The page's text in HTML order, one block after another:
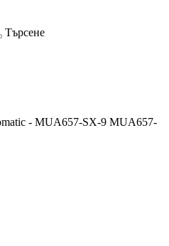
Търсене
- MUA657-SX-9 MUA657-